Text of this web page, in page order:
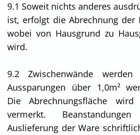
9.1 Soweit nichts anderes
ist, erfolgt die Abrechnung der
wobei von Hausgrund zu
wird.
9.2 Zwischenwände werden
Aussparungen über 1,0m²
Die Abrechnungsfläche
vermerkt.
Auslieferung der Ware